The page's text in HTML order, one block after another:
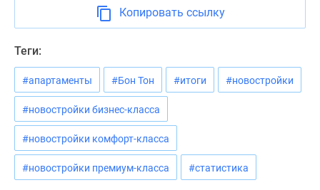
эксперта
Аналитика
Покупателю
Экспертиза
новостроек
Эксперты
авторы
Копировать ссылку
Теги:
#апартаменты #Бон Тон #итоги #новостройки
#новостройки бизнес-класса
#новостройки комфорт-класса
#новостройки премиум-класса #статистика